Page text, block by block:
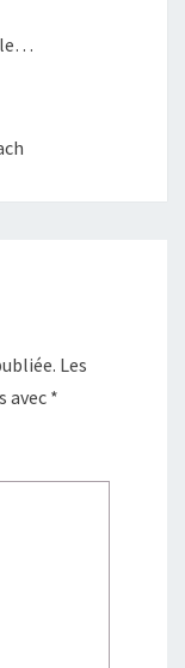
Les
avec *